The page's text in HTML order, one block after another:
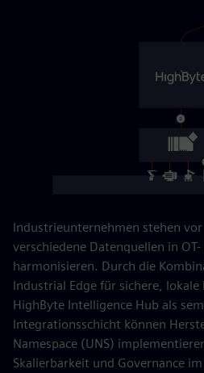
Industrieunternehmen stehen
verschiedene Datenquellen in
harmonisieren. Durch die
Industrial Edge für sichere,
HighByte Intelligence Hub als
Integrationsschicht können
Namespace (UNS)
Skalierbarkeit und Governance